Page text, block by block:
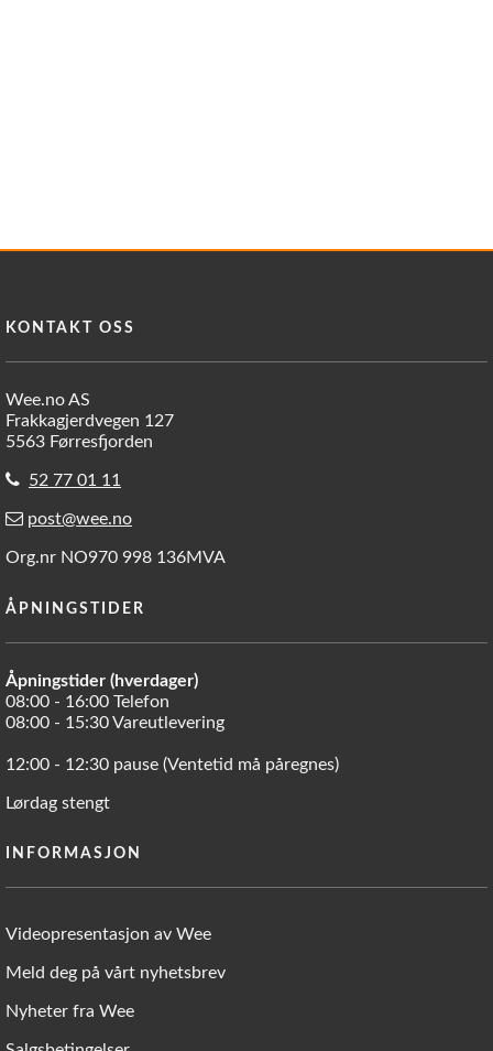
KONTAKT OSS
Wee.no AS
Frakkagjerdvegen 127
5563 Førresfjorden
52 77 01 11
post@wee.no
Org.nr NO970 998 136MVA
ÅPNINGSTIDER
Åpningstider (hverdager)
08:00 - 16:00 Telefon
08:00 - 15:30 Vareutlevering
12:00 - 12:30 pause (Ventetid må påregnes)
Lørdag stengt
INFORMASJON
Videopresentasjon av Wee
Meld deg på vårt nyhetsbrev
Nyheter fra Wee